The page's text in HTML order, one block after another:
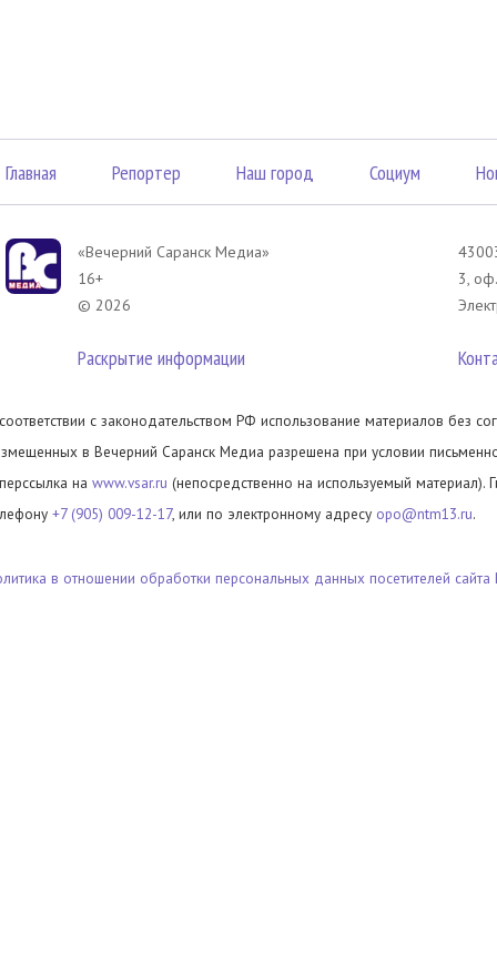
Главная Репортер Наш город Социум
«Вечерний Саранск Mедиа»
16+
© 2026
Раскрытие информации
3,
с законодательством РФ использование материалов без
в Вечерний Саранск Медиа разрешена при условии
на www.vsar.ru (непосредственно на используемый материал).
+7 (905) 009-12-17, или по электронному адресу opo@ntm13.ru.
в отношении обработки персональных данных посетителей